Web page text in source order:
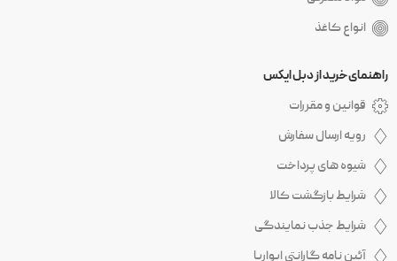
انواع کاغذ
راهنمای خرید از دبل ایکس
قوانین و مقررات
رویه ارسال سفارش
شیوه های پرداخت
شرایط بازگشت کالا
شرایط جذب نمایندگی
آئین نامه گارانتی ایواریا